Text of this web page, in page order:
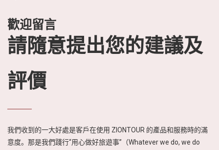
歡迎留言
請隨意提出您的建議及
評價
我們收到的一大好處是客戶在使用 ZIONTOUR 的產品和服務時的滿
意度。那是我們踐行“用心做好旅遊事”（Whatever we do, we do